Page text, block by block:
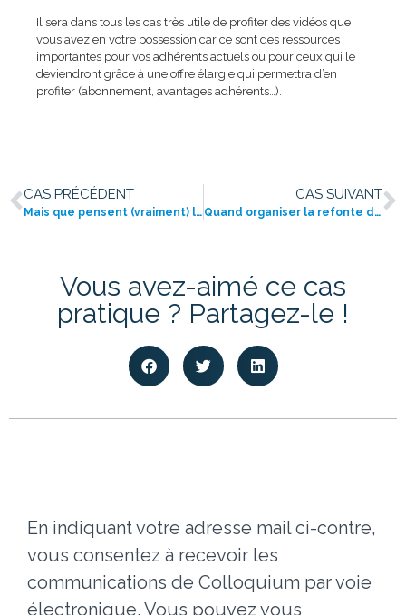
Il sera dans tous les cas très utile de profiter des vidéos que
vous avez en votre possession car ce sont des ressources
importantes pour vos adhérents actuels ou pour ceux qui le
deviendront grâce à une offre élargie qui permettra d’en
profiter (abonnement, avantages adhérents…).
CAS PRÉCÉDENT
Mais que pensent (vraiment) les jeunes médecins des congrès médicaux ?
CAS SUIVANT
Quand organiser la refonte de son site web ?
Vous avez-aimé ce cas
pratique ? Partagez-le !
En indiquant votre adresse mail ci-contre,
vous consentez à recevoir les
communications de Colloquium par voie
électronique. Vous pouvez vous